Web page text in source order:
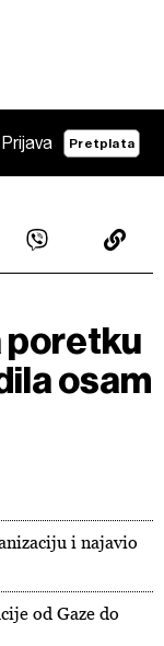
Prijava Pretplata
poretku
osam
i najavio
od Gaze do